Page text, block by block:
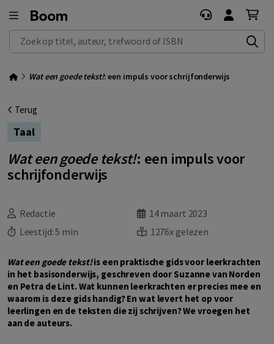
Zoek op titel, auteur, trefwoord of ISBN
Wat een goede tekst!: een impuls voor schrijfonderwijs
Terug
Taal
Wat een goede tekst!: een impuls voor
schrijfonderwijs
Redactie
14 maart 2023
Leestijd:5 min 1276x gelezen
Wat een goede tekst!is een praktische gids voor leerkrachten
in het basisonderwijs, geschreven door Suzanne van Norden
en Petra de Lint. Wat kunnen leerkrachten er precies mee en
waarom is deze gids handig? En wat levert het op voor
leerlingen en de teksten die zij schrijven? We vroegen het
aan de auteurs.